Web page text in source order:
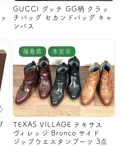
GUCCI グッチ GG柄 クラッ
チバッグ セカンドバッグ キャ
ンバス
福島県 本宮市
TEXAS VILLAGE テキサス
ヴィレッジ Bronco サイド
ジップウエスタンブーツ 3点